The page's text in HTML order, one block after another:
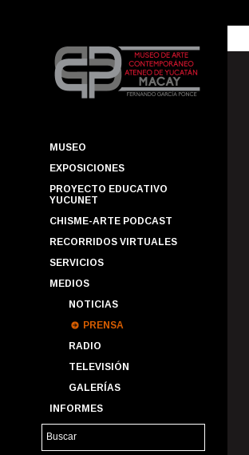
MUSEO
EXPOSICIONES
PROYECTO EDUCATIVO
YUCUNET
CHISME-ARTE PODCAST
RECORRIDOS VIRTUALES
SERVICIOS
MEDIOS
NOTICIAS
PRENSA
RADIO
TELEVISIÓN
GALERÍAS
INFORMES